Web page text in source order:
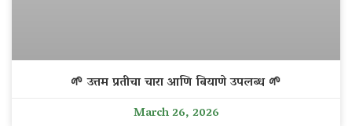
🌱 उत्तम प्रतीचा चारा आणि बियाणे उपलब्ध 🌱
March 26, 2026